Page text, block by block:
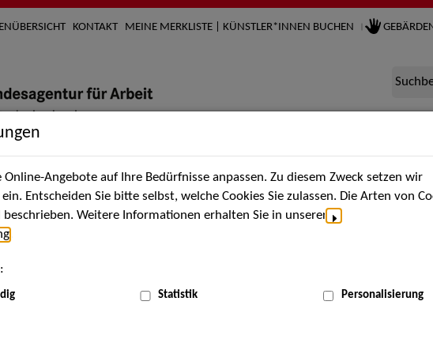
KONTAKT MEINE MERKLISTE | KÜNSTLER*INNEN BUCHEN
Künstler*innen Über uns Aktuelles Termine
MENÜ
Angebote auf Ihre Bedürfnisse anpassen. Zu diesem Zweck setzen wir
Entscheiden Sie bitte selbst, welche Cookies Sie zulassen. Die Arten von
Weitere Informationen erhalten Sie in unserer
Statistik Personalisierung